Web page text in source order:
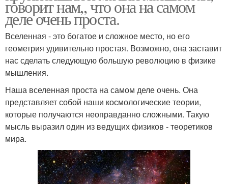
говорит нам,, что она на самом
деле очень проста.
Вселенная - это богатое и сложное место, но его
геометрия удивительно простая. Возможно, она заставит
нас сделать следующую большую революцию в физике
мышления.
Наша вселенная проста на самом деле очень. Она
представляет собой наши космологические теории,
которые получаются неоправданно сложными. Такую
мысль выразил один из ведущих физиков - теоретиков
мира.